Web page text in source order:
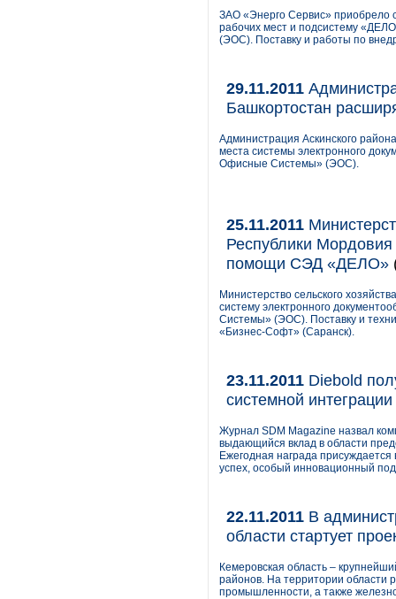
ЗАО «Энерго Сервис» приобрело
рабочих мест и подсистему
(ЭОС). Поставку и работы по
29.11.2011
Башкортостан
Администрация Аскинского
места системы электронного
Офисные Системы» (ЭОС).
25.11.2011
Республики Мордовия
помощи СЭД «ДЕЛО»
Министерство сельского
систему электронного
Системы» (ЭОС). Поставку и
«Бизнес-Софт» (Саранск).
23.11.2011 Diebold
системной интеграции
Журнал SDM Magazine назвал
выдающийся вклад в области
Ежегодная награда
успех, особый инновационный
22.11.2011 В
области стартует
Кемеровская область –
районов. На территории области
промышленности, а также